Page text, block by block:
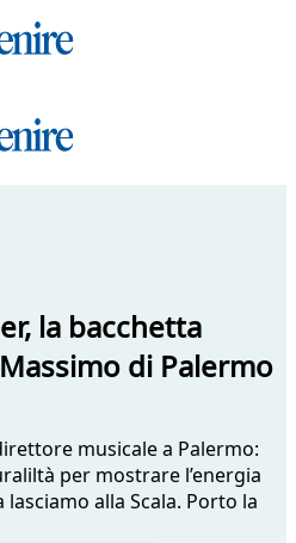
la bacchetta
di Palermo
musicale a Palermo:
per mostrare l’energia
alla Scala. Porto la